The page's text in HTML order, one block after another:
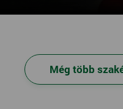
Még több